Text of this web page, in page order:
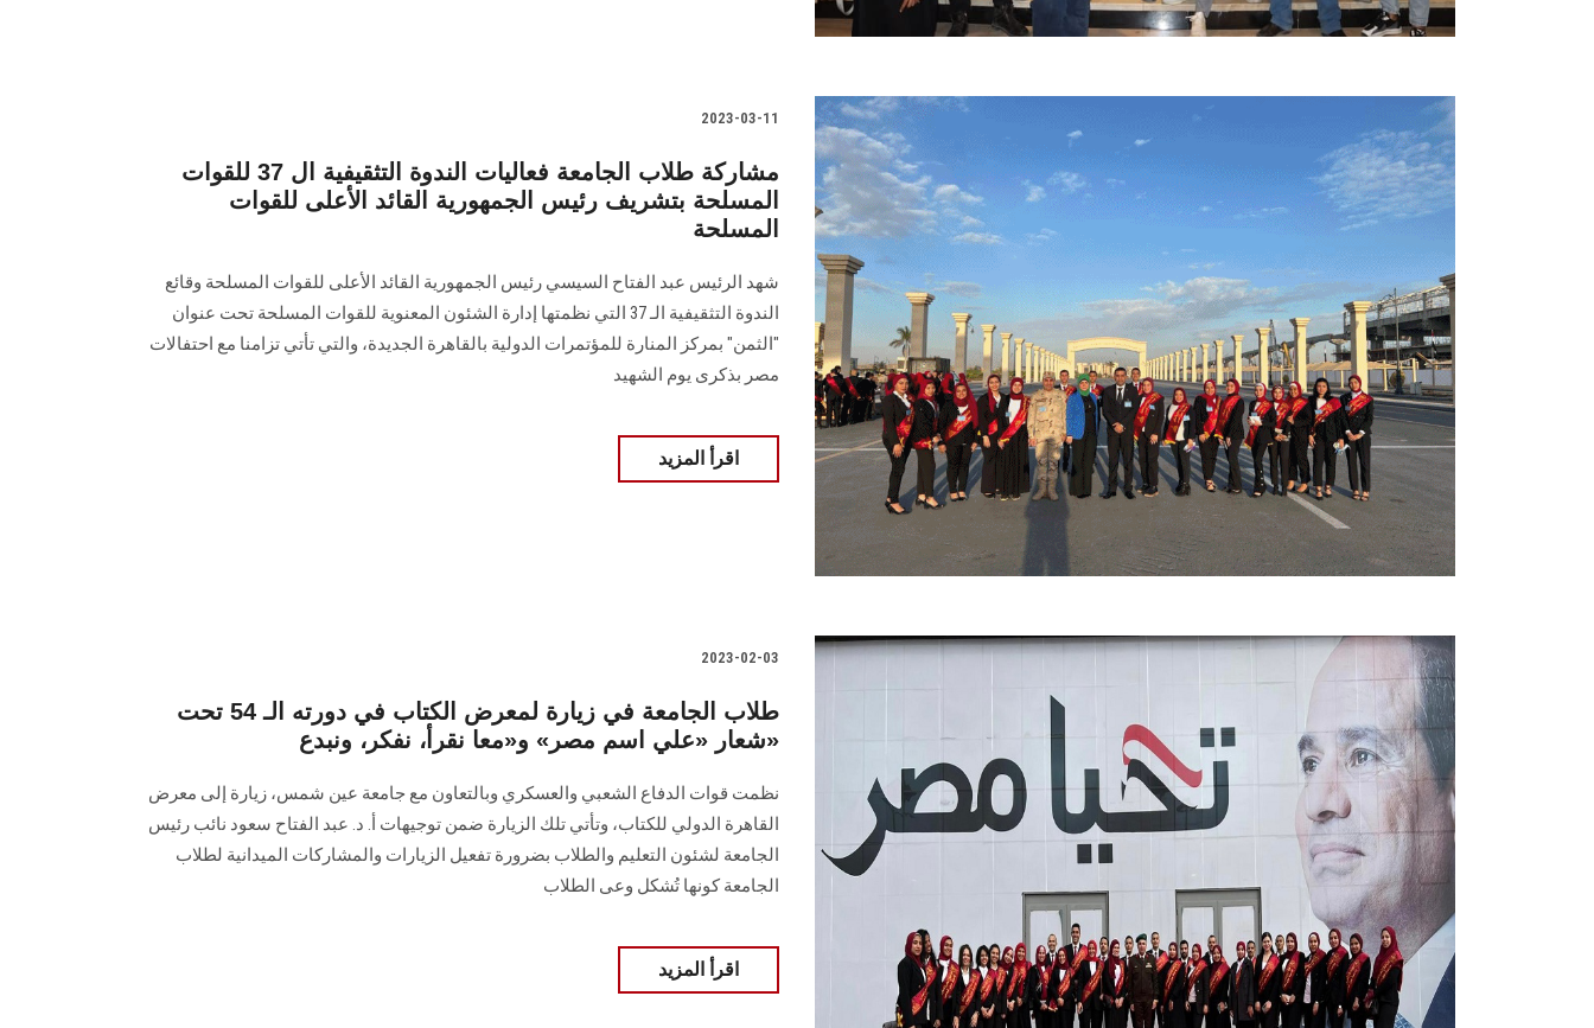
2023-03-11
مشاركة طلاب الجامعة فعاليات الندوة التثقيفية ال 37 للقوات
المسلحة بتشريف رئيس الجمهورية القائد الأعلى للقوات
المسلحة
شهد الرئيس عبد الفتاح السيسي رئيس الجمهورية القائد الأعلى للقوات المسلحة وقائع
الندوة التثقيفية الـ 37 التي نظمتها إدارة الشئون المعنوية للقوات المسلحة تحت عنوان
"الثمن" بمركز المنارة للمؤتمرات الدولية بالقاهرة الجديدة، والتي تأتي تزامنا مع احتفالات
مصر بذكرى يوم الشهيد
اقرأ المزيد
2023-02-03
طلاب الجامعة في زيارة لمعرض الكتاب في دورته الـ 54 تحت
شعار «علي اسم مصر» و«معا نقرأ، نفكر، ونبدع»
نظمت قوات الدفاع الشعبي والعسكري وبالتعاون مع جامعة عين شمس، زيارة إلى معرض
القاهرة الدولي للكتاب، وتأتي تلك الزيارة ضمن توجيهات أ. د. عبد الفتاح سعود نائب رئيس
الجامعة لشئون التعليم والطلاب بضرورة تفعيل الزيارات والمشاركات الميدانية لطلاب
الجامعة كونها تُشكل وعى الطلاب
اقرأ المزيد